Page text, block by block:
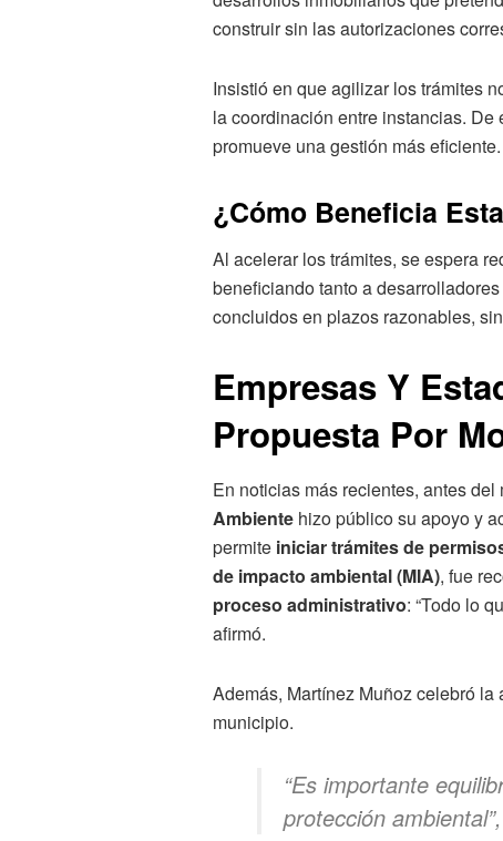
construir sin las autorizaciones
Insistió en que agilizar los trámites
la coordinación entre instancias.
promueve una gestión más eficiente.
¿Cómo Beneficia
Al acelerar los trámites, se espera
beneficiando tanto a
concluidos en plazos razonables,
Empresas Y
Propuesta Por
En noticias más recientes, antes del
Ambiente hizo público su apoyo y
permite iniciar trámites de
de impacto ambiental (MIA), fue
proceso administrativo: “Todo lo
afirmó.
Además, Martínez Muñoz celebró
municipio.
“Es importante
protección